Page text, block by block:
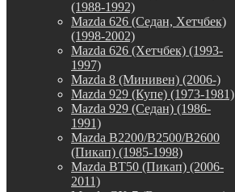
(1988-1992)
Mazda 626 (Седан, Хетчбек)
(1998-2002)
Mazda 626 (Хетчбек) (1993-
1997)
Mazda 8 (Минивен) (2006-)
Mazda 929 (Купе) (1973-1981)
Mazda 929 (Седан) (1986-
1991)
Mazda B2200/B2500/B2600
(Пикап) (1985-1998)
Mazda BT50 (Пикап) (2006-
2011)